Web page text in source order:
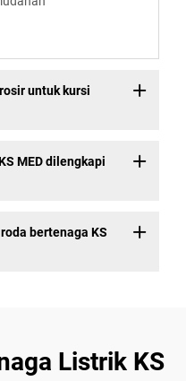
untuk kursi
MED dilengkapi
bertenaga KS
Listrik KS